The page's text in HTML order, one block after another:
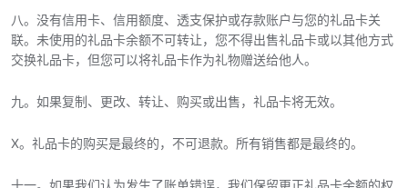
八。没有信用卡、信用额度、透支保护或存款账户与您的礼品卡关
联。未使用的礼品卡余额不可转让，您不得出售礼品卡或以其他方式
交换礼品卡，但您可以将礼品卡作为礼物赠送给他人。
九。如果复制、更改、转让、购买或出售，礼品卡将无效。
X。礼品卡的购买是最终的，不可退款。所有销售都是最终的。
十一。如果我们认为发生了账单错误，我们保留更正礼品卡余额的权